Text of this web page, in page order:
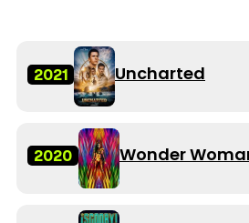
2021 Uncharted
2020 Wonder